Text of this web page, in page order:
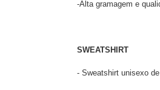
-Alta gramagem e
SWEATSHIRT
- Sweatshirt unisexo